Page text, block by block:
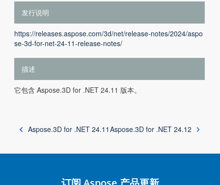
发行说明
https://releases.aspose.com/3d/net/release-notes/2024/aspo
se-3d-for-net-24-11-release-notes/
描述
它包含 Aspose.3D for .NET 24.11 版本。
Aspose.3D for .NET 24.11 Aspose.3D for .NET 24.12